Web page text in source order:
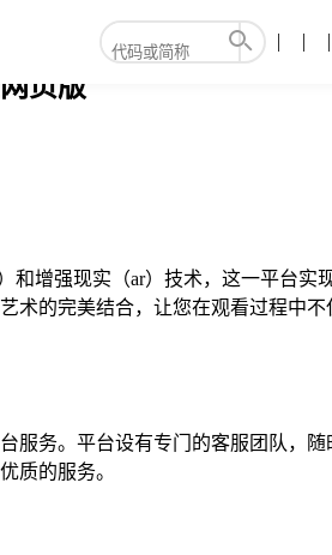
页版
增强现实（ar）技术，这一平台
的完美结合，让您在观看过程中
务。平台设有专门的客服团队，
质的服务。